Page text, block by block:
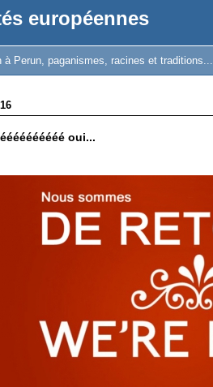
européennes
à Perun, paganismes, racines et traditions...
oui...